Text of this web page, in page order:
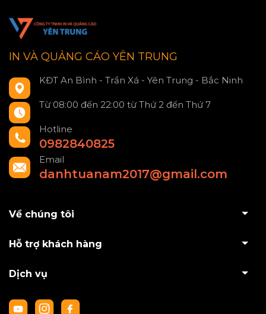
IN VÀ QUẢNG CÁO YÊN TRUNG
KĐT An Bình - Trần Xá - Yên Trung - Bắc Ninh
Từ 08:00 đến 22:00 từ Thứ 2 đến Thứ 7
Hotline
0982840825
Email
danhtuanam2017@gmail.com
Về chúng tôi
Hỗ trợ khách hàng
Dịch vụ